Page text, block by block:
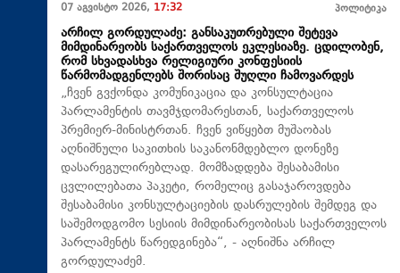
07 აგვისტო 2026, 17:32 პოლიტიკა
არჩილ გორდულაძე: განსაკუთრებული შეტევა
მიმდინარეობს საქართველოს ეკლესიაზე. ცდილობენ,
რომ სხვადასხვა რელიგიური კონფესიის
წარმომადგენლებს შორისაც შუღლი ჩამოვარდეს
„ჩვენ გვქონდა კომუნიკაცია და კონსულტაცია
პარლამენტის თავმჯდომარესთან, საქართველოს
პრემიერ-მინისტრთან. ჩვენ ვიწყებთ მუშაობას
აღნიშნული საკითხის საკანონმდებლო დონეზე
დასარეგულირებლად. მომზადდება შესაბამისი
ცვლილებათა პაკეტი, რომელიც გასაჯაროვდება
შესაბამისი კონსულტაციების დასრულების შემდეგ და
საშემოდგომო სესიის მიმდინარეობისას საქართველოს
პარლამენტს წარედგინება“, - აღნიშნა არჩილ
გორდულაძემ.